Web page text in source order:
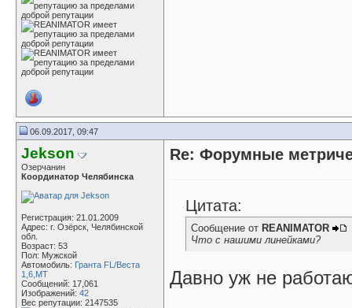
06.09.2017, 09:47
Jekson
Озерчанин
Координатор Челябинска
Регистрация: 21.01.2009
Адрес: г. Озёрск, Челябинской
обл.
Возраст: 53
Пол: Мужской
Автомобиль: Гранта FL/Веста
1,6,МТ
Сообщений: 17,061
Изображений: 42
Вес репутации: 2147535
Re: Форумные
Цитата:
Сообщение от REANIMATOR
Что с нашими линейками?
Давно уж не